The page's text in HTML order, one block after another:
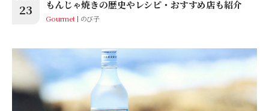
23
もんじゃ焼きの歴史やレシピ・おすすめ店も紹介
Gourmet のび子